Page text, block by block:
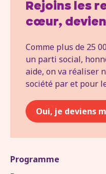
Rejoins les
cœur,
Comme plus de 25
un parti social,
aide, on va réaliser
société par et pour
Oui, je deviens
Programme